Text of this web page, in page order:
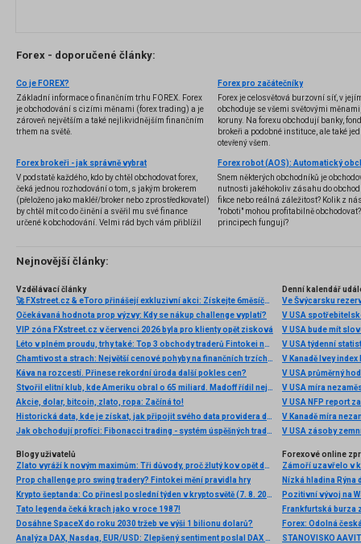
Forex - doporučené články:
Co je FOREX?
Základní informace o finančním trhu FOREX. Forex
je obchodování s cizími měnami (forex trading) a je
zároveň největším a také nejlikvidnějším finančním
trhem na světě.
Forex pro začátečníky
Forex je celosvětová burzovní síť, v
obchoduje se všemi světovými
koruny. Na forexu obchodují banky,
brokeři a podobné instituce, ale také
otevřený všem.
Forex brokeři - jak správně vybrat
V podstatě každého, kdo by chtěl obchodovat forex,
čeká jednou rozhodování o tom, s jakým brokerem
(přeloženo jako makléř/broker nebo zprostředkovatel)
by chtěl mít co do činění a svěřil mu své finance
určené k obchodování. Velmi rád bych vám přiblížil
několik příkladů nejznámějších z nich.
Snem některých obchodníků je
nutnosti jakéhokoliv zásahu do
fikce nebo reálná záležitost? Kolik z
"roboti" mohou profitabilně
principech fungují?
Nejnovější články:
Vzdělávací články
🚀 FXstreet.cz & eToro přinášejí exkluzivní akci: Získejte 6měsíční členství ve VIP zóně ZDARMA
Očekávaná hodnota prop výzvy: Kdy se nákup challenge vyplatí?
VIP zóna FXstreet.cz v červenci 2026 byla pro klienty opět zisková
Léto v plném proudu, trhy také: Top 3 obchody traderů Fintokei na indexech a zlatě
Chamtivost a strach: Největší cenové pohyby na finančních trzích (červenec 2026)
Káva na rozcestí. Přinese rekordní úroda další pokles cen?
Stvořil elitní klub, kde Ameriku obral o 65 miliard. Madoff řídil největší Ponzi dějin
Akcie, dolar, bitcoin, zlato, ropa: Začíná to!
Historická data, kde je získat, jak připojit svého data providera do MultiCharts a proč je budeme potřebovat? (4. díl)
Jak obchodují profíci: Fibonacci trading - systém úspěšných traderů
Denní kalendář
Ve Švýcarsku
V USA
V USA bude mít
V USA týdenní
V Kanadě Ivey index
V USA průměrný
V USA míra
V USA NFP report
V Kanadě míra
V USA zásoby
Blogy uživatelů
Zlato vyráží k novým maximům: Tři důvody, proč žlutý kov opět dominuje
Prop challenge pro swing tradery? Fintokei mění pravidla hry
Krypto šeptanda: Co přinesl poslední týden v kryptosvětě (7. 8. 2026)
Tato legenda čeká krach jako v roce 1987!
Dosáhne SpaceX do roku 2030 tržeb ve výši 1 bilionu dolarů?
Analýza DAX, Nasdaq, EUR/USD: Zlepšený sentiment poslal DAX na nová maxima
Forexové online
Nízká hladina
Pozitivní vývoj na
Frankfurtská burza